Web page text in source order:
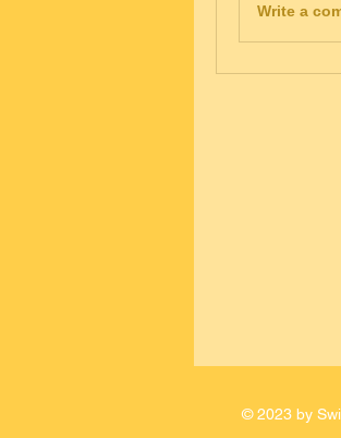
Write a
© 2023 by